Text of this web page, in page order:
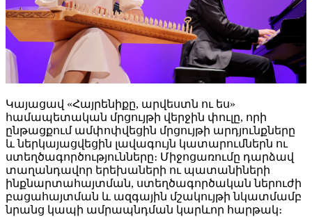
Կայացավ «Հայրենիքը, արվեստն ու ես»
համապետական մրցույթի վերջին փուլը, որի
ընթացքում ամփոփվեցին մրցույթի արդյունքները
և ներկայացվեցին լավագույն կատարումներն ու
ստեղծագործությունները։ Միջոցառումը դարձավ
տաղանդավոր երեխաների ու պատանիների
ինքնարտահայտման, ստեղծագործական ներուժի
բացահայտման և ազգային մշակույթի նկատմամբ
նրանց կապի ամրապնդման կարևոր հարթակ։